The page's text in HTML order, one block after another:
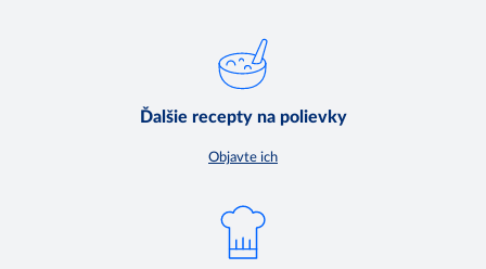
Ďalšie recepty na polievky
Objavte ich